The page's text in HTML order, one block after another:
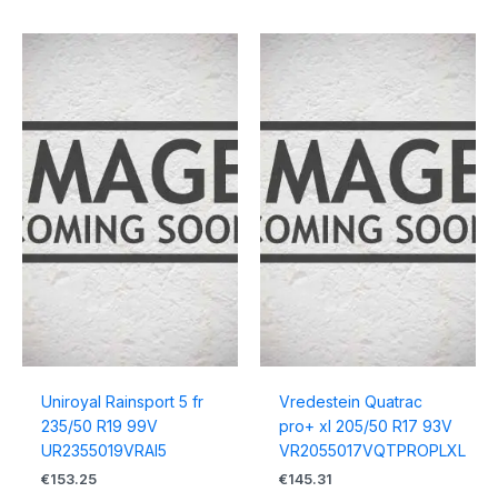
Uniroyal Rainsport 5 fr
235/50 R19 99V
UR2355019VRAI5
€153.25
Vredestein Quatrac
pro+ xl 205/50 R17 93V
VR2055017VQTPROPLXL
€145.31